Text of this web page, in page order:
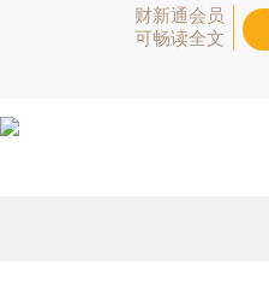
财新通会员
可畅读全文